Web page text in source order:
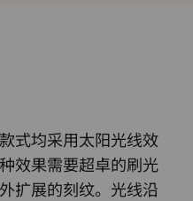
式均采用太阳光线效
效果需要超卓的刷光
扩展的刻纹。光线沿